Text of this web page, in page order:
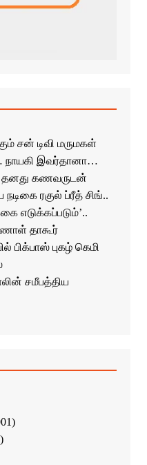
சன் டிவி மருமகள்
நாயகி இவர்தானா…
தனது கணவருடன்
ரகுல் ப்ரீத் சிங்..
எடுக்கப்படும்’..
தாகூர்
பிக்பாஸ் புகழ் கெமி
சமீபத்திய